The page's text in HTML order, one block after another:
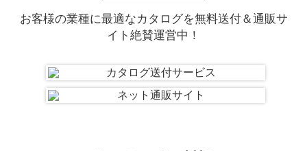
お客様の業種に最適なカタログを無料送付＆通販サ
イト絶賛運営中！